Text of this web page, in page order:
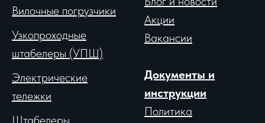
Вилочные погрузчики
Узкопроходные
штабелеры (УПШ)
Электрические
тележки
Акции
Вакансии
Документы и
инструкции
Политика